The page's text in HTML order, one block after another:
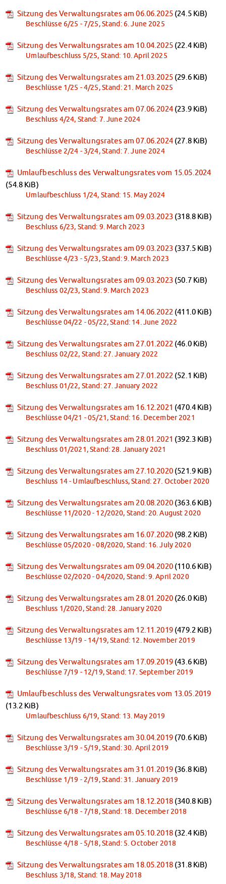
Kita Application
Flexible Child Care
Terms of Use
About Us
Info points & advice centers
Management Board
Staff Committee
Location Map
Vacancies
Contact Persons
Imprint
Datenschutzerklärung
Sitzung des Verwaltungsrates am 06.06.2025(24.5 KiB)
Beschlüsse 6/25 - 7/25, Stand: 6. June 2025
Sitzung des Verwaltungsrates am 10.04.2025(22.4 KiB)
Umlaufbeschluss 5/25, Stand: 10. April 2025
Sitzung des Verwaltungsrates am 21.03.2025(29.6 KiB)
Beschlüsse 1/25 - 4/25, Stand: 21. March 2025
Sitzung des Verwaltungsrates am 07.06.2024(23.9 KiB)
Beschluss 4/24, Stand: 7. June 2024
Sitzung des Verwaltungsrates am 07.06.2024(27.8 KiB)
Beschlüsse 2/24 - 3/24, Stand: 7. June 2024
Umlaufbeschluss des Verwaltungsrates vom 15.05.2024
(54.8 KiB)
Umlaufbeschluss 1/24, Stand: 15. May 2024
Sitzung des Verwaltungsrates am 09.03.2023(318.8 KiB)
Beschluss 6/23, Stand: 9. March 2023
Sitzung des Verwaltungsrates am 09.03.2023(337.5 KiB)
Beschlüsse 4/23 - 5/23, Stand: 9. March 2023
Sitzung des Verwaltungsrates am 09.03.2023(50.7 KiB)
Beschluss 02/23, Stand: 9. March 2023
Sitzung des Verwaltungsrates am 14.06.2022 (411.0 KiB)
Beschlüsse 04/22 - 05/22, Stand: 14. June 2022
Sitzung des Verwaltungsrates am 27.01.2022 (46.0 KiB)
Beschluss 02/22, Stand: 27. January 2022
Sitzung des Verwaltungsrates am 27.01.2022 (52.1 KiB)
Beschluss 01/22, Stand: 27. January 2022
Sitzung des Verwaltungsrates am 16.12.2021 (470.4 KiB)
Beschlüsse 04/21 - 05/21, Stand: 16. December 2021
Sitzung des Verwaltungsrates am 28.01.2021 (392.3 KiB)
Beschluss 01/2021, Stand: 28. January 2021
Sitzung des Verwaltungsrates am 27.10.2020(521.9 KiB)
Beschluss 14 - Umlaufbeschluss, Stand: 27. October 2020
Sitzung des Verwaltungsrates am 20.08.2020(363.6 KiB)
Beschlüsse 11/2020 - 12/2020, Stand: 20. August 2020
Sitzung des Verwaltungsrates am 16.07.2020(98.2 KiB)
Beschlüsse 05/2020 - 08/2020, Stand: 16. July 2020
Sitzung des Verwaltungsrates am 09.04.2020(110.6 KiB)
Beschlüsse 02/2020 - 04/2020, Stand: 9. April 2020
Sitzung des Verwaltungsrates am 28.01.2020(26.0 KiB)
Beschluss 1/2020, Stand: 28. January 2020
Sitzung des Verwaltungsrates am 12.11.2019(479.2 KiB)
Beschlüsse 13/19 - 14/19, Stand: 12. November 2019
Sitzung des Verwaltungsrates am 17.09.2019(43.6 KiB)
Beschlüsse 7/19 - 12/19, Stand: 17. September 2019
Umlaufbeschluss des Verwaltungsrates vom 13.05.2019
(13.2 KiB)
Umlaufbeschluss 6/19, Stand: 13. May 2019
Sitzung des Verwaltungsrates am 30.04.2019(70.6 KiB)
Beschlüsse 3/19 - 5/19, Stand: 30. April 2019
Sitzung des Verwaltungsrates am 31.01.2019(36.8 KiB)
Beschlüsse 1/19 - 2/19, Stand: 31. January 2019
Sitzung des Verwaltungsrates am 18.12.2018(340.8 KiB)
Beschlüsse 6/18 - 7/18, Stand: 18. December 2018
Sitzung des Verwaltungsrates am 05.10.2018(32.4 KiB)
Beschlüsse 4/18 - 5/18, Stand: 5. October 2018
Sitzung des Verwaltungsrates am 18.05.2018(31.8 KiB)
Beschluss 3/18, Stand: 18. May 2018